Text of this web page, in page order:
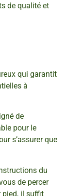
de qualité et
qui garantit
à
de
pour le
s’assurer que
du
de percer
pied, il suffit